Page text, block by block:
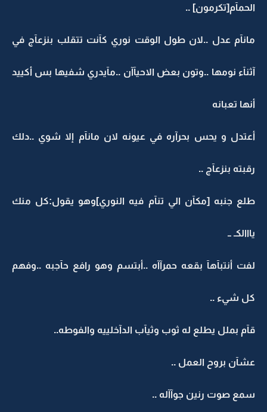
الحمآم[تكرمون] ..
مانآم عدل ..لان طول الوقت نوري كآنت تتقلب بنزعآج في
آثنآء نومها ..وتون بعض الاحيآآن ..مآيدري شفيها بس أكييد
أنها تعبانه
أعتدل و يحس بحرآره في عيونه لان مانآم إلا شوي ..دلك
رقبته بنزعآج ..
طلع جنبه [مكآن الي تنآم فيه النوري]وهو يقول:كل منك
يااالكـ ــ
لفت أنتبآهآ بقعه حمرآآه ..أبتسم وهو رافع حآجبه ..وفهم
كل شيء ..
قآم بملل يطلع له ثوب وثيآب الدآخلييه والفوطه..
عشآن بروح العمل ..
سمع صوت رنين جوآآله ..